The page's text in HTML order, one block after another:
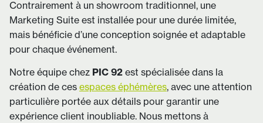
Contrairement à un showroom traditionnel, une
Marketing Suite est installée pour une durée limitée,
mais bénéficie d’une conception soignée et adaptable
pour chaque événement.
Notre équipe chez PIC 92 est spécialisée dans la
création de ces espaces éphémères, avec une attention
particulière portée aux détails pour garantir une
expérience client inoubliable. Nous mettons à